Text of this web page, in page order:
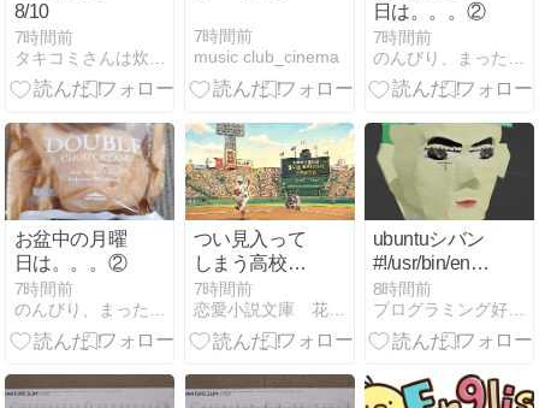
8/10
7時間前
7時間前
music club_cinema
日は。。。②
7時間前
お盆中の月曜
日は。。。②
7時間前
つい見入って
しまう高校野
球
7時間前
恋愛小説文庫 花模様
ubuntuシバン
#!/usr/bin/env
python3
#!/usr/bin/python3
の違い
8時間前
プログラミング好きなきょうゆうくんのブログ